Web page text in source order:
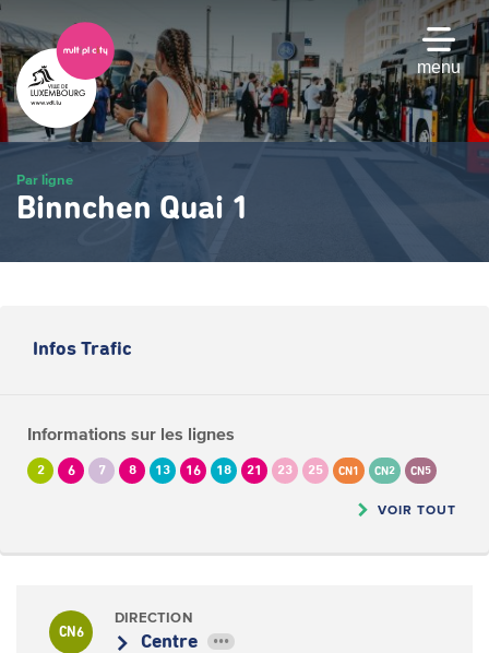
Passer
au
contenu
principal
menu
Par ligne
Binnchen Quai 1
Infos Trafic
Informations sur les lignes
2 6 7 8 13 16 18 21 23 25 CN1 CN2 CN5
VOIR TOUT
CN6
DIRECTION
Centre •••